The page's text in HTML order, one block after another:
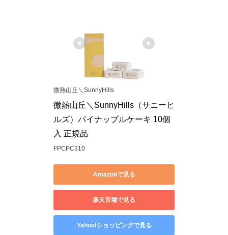
微熱山丘＼SunnyHills
微熱山丘＼SunnyHills（サニーヒ
ルズ）パイナップルケーキ 10個
入 正規品
FPCPC310
Amazonで見る
楽天市場で見る
Yahoo!ショッピングで見る